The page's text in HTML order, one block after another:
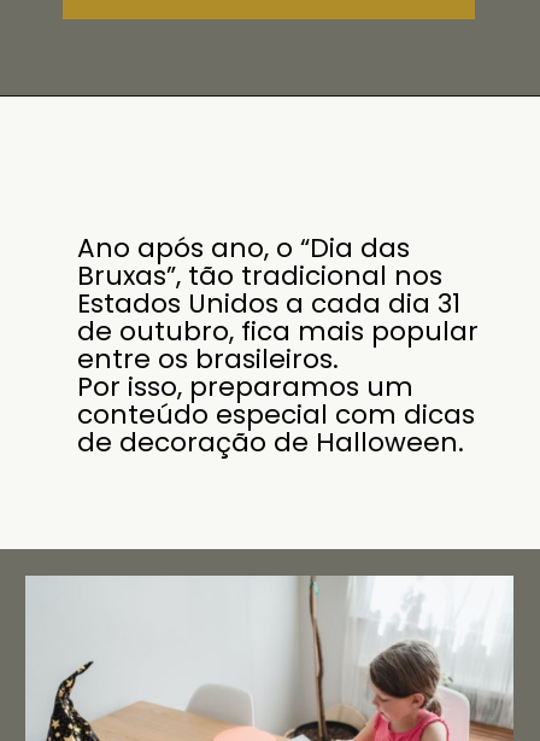
Ano após ano, o “Dia das
Bruxas”, tão tradicional nos
Estados Unidos a cada dia 31
de outubro, fica mais popular
entre os brasileiros.
Por isso, preparamos um
conteúdo especial com dicas
de decoração de Halloween.